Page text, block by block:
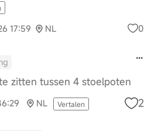
17:59 NL 0
zitten tussen 4 stoelpoten
NL Vertalen 2